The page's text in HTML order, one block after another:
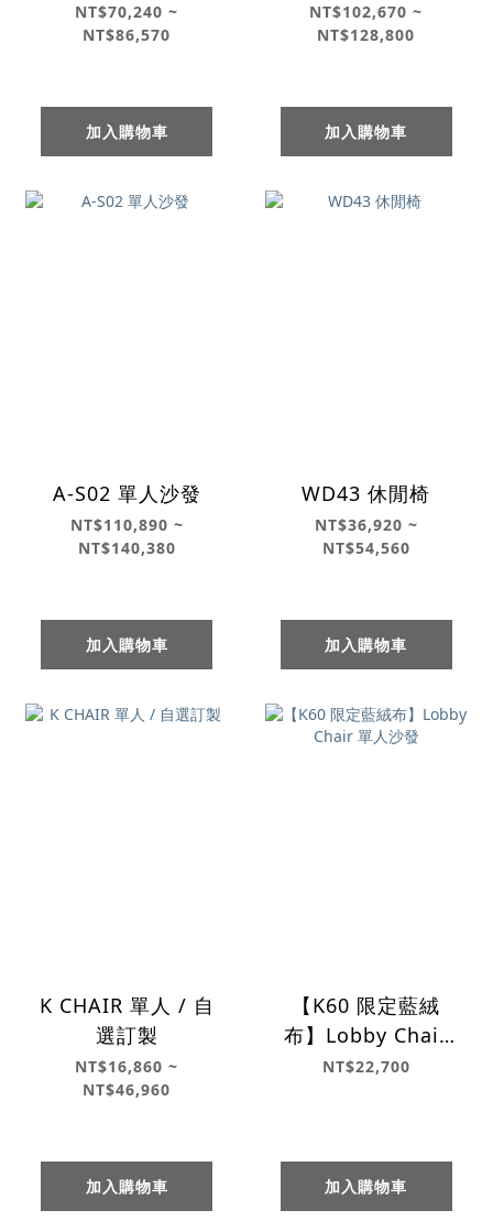
NT$70,240 ~
NT$86,570
加入購物車
NT$102,670 ~
NT$128,800
加入購物車
A-S02 單人沙發
NT$110,890 ~
NT$140,380
加入購物車
WD43 休閒椅
NT$36,920 ~
NT$54,560
加入購物車
K CHAIR 單人 / 自
選訂製
NT$16,860 ~
NT$46,960
加入購物車
【K60 限定藍絨
布】Lobby Chair
單人沙發
NT$22,700
加入購物車